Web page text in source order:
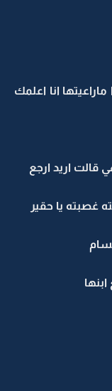
انا اعلمك
اريد ارجع
غصبته يا حقير